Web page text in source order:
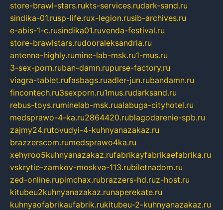
store-brawl-stars.rukts-services.rudark-sand.ru
sindika-01.rusp-life.rux-legion.rusib-archives.ru
e-abis-1-c.rusindika01.ruvenda-festival.ru
store-brawlstars.rudooraleksandria.ru
antenna-highly.rumine-lab-msk.ru1-mus.ru
3-sex-porn.ruban-damn.rupurse-factory.ru
viagra-tablet.rufasbags.ruadler-jun.rubandamn.ru
fincontech.ru3sexporn.ru1mus.rudarksand.ru
rebus-toys.ruminelab-msk.rualabuga-cityhotel.ru
medsprawo-4-ka.ru2864420.rublagodarenie-spb.ru
zajmy24.rutovudyi-4-kuhnyanazakaz.ru
brazzerscom.rumedsprawo4ka.ru
xehyroo5kuhnyanazakaz.rufabrikayfabrikaefabrika.ru
vskrytie-zamkov-moskva-113.rubiletnadom.ru
zed-online.rupimchax.rubrazzers-hd.ruz-host.ru
kitubeu2kuhnyanazakaz.runaperekate.ru
kuhnyaofabrikaufabrik.rukitubeu-2-kuhnyanazakaz.ru